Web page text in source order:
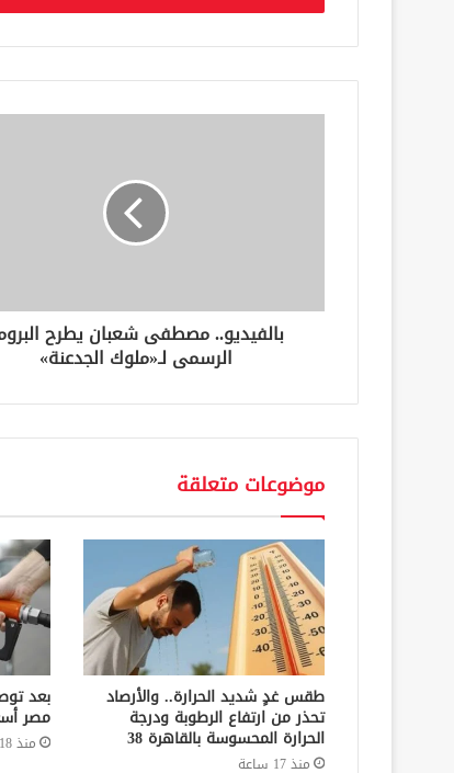
ب
د
ك
ن
بالفيديو.. مصطفى شعبان يطرح
الرسمى لـ«ملوك الجدعنة»
موضوعات متعلقة
طقس غدٍ شديد الحرارة.. والأرصاد
تحذر من ارتفاع الرطوبة ودرجة
الحرارة المحسوسة بالقاهرة 38
منذ 17 ساعة
بعد
مصر
منذ 18 ساعة